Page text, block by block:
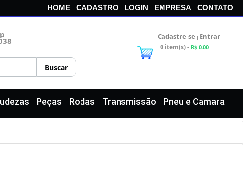
HOME CADASTRO LOGIN EMPRESA CONTATO
Cadastre-se | Entrar
0 item(s) - R$ 0,00
Peças Rodas Transmissão Pneu e Camara